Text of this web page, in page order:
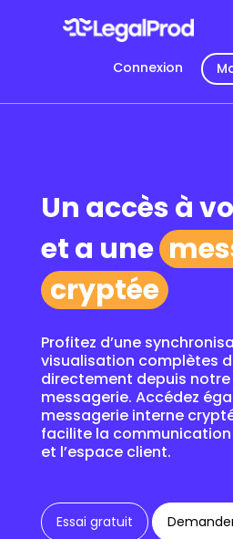
Connexion
Un accès à
et a une
cryptée
Profitez d’une
visualisation complètes
directement depuis
messagerie. Accédez
messagerie interne
facilite la
et l’espace client.
Essai gratuit